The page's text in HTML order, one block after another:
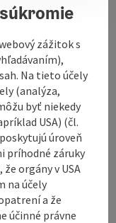
you have any
zážitok s
Na tieto účely
(analýza,
byť niekedy
USA) (čl.
úroveň
príhodné záruky
orgány v USA
na účely
a že
účinné právne